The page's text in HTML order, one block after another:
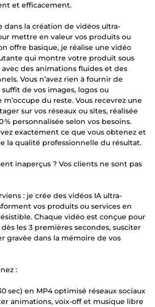
et efficacement.
dans la création de vidéos ultra-
mettre en valeur vos produits ou
offre basique, je réalise une vidéo
qui montre votre produit sous
des animations fluides et des
Vous n’avez rien à fournir de
de vos images, logos ou
du reste. Vous recevrez une
sur vos réseaux ou sites, réalisée
% personnalisée selon vos besoins.
exactement ce que vous obtenez et
la qualité professionnelle du résultat.
inaperçus ? Vos clients ne sont pas
: je crée des vidéos IA ultra-
vos produits ou services en
Chaque vidéo est conçue pour
les 3 premières secondes, susciter
gravée dans la mémoire de vos
:
sec) en MP4 optimisé réseaux sociaux
animations, voix-off et musique libre